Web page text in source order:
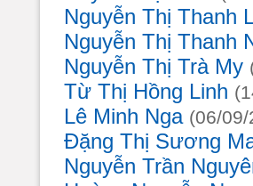
Nguyễn Thị Thanh
Nguyễn Thị Thanh
Nguyễn Thị Trà My
Từ Thị Hồng Linh
Lê Minh Nga (06/
Đặng Thị Sương
Nguyễn Trần